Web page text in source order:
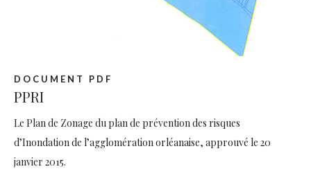
DOCUMENT PDF
PPRI
Le Plan de Zonage du plan de prévention des risques
d’Inondation de l’agglomération orléanaise, approuvé le 20
janvier 2015.